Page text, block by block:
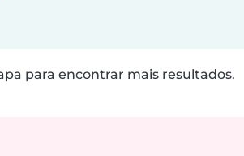
para encontrar mais resultados.